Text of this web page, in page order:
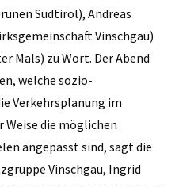
Südtirol), Andreas
Vinschgau)
Mals) zu Wort. Der Abend
welche sozio-
Verkehrsplanung im
Weise die möglichen
angepasst sind, sagt die
Vinschgau, Ingrid